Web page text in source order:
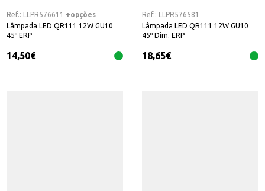
Ref.: LLPR576611
+opções
Lâmpada LED QR111 12W GU10
45º ERP
14,50€
Ref.:
LLPR576581
Lâmpada LED QR111 12W GU10
45º Dim. ERP
18,65€